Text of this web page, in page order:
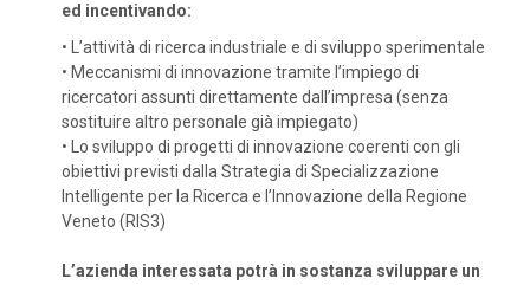
ed incentivando:
• L’attività di ricerca industriale e di sviluppo sperimentale
• Meccanismi di innovazione tramite l’impiego di
ricercatori assunti direttamente dall’impresa (senza
sostituire altro personale già impiegato)
• Lo sviluppo di progetti di innovazione coerenti con gli
obiettivi previsti dalla Strategia di Specializzazione
Intelligente per la Ricerca e l’Innovazione della Regione
Veneto (RIS3)
L’azienda interessata potrà in sostanza sviluppare un